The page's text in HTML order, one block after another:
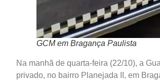
GCM em Bragança Paulista
Na manhã de quarta-feira (22/10), a
privado, no bairro Planejada II, em